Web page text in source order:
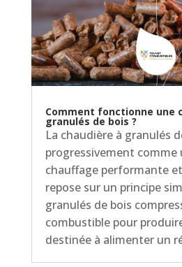
Comment fonctionne une
granulés de bois ?
La chaudière à granulés
progressivement
chauffage performante
repose sur un principe
granulés de bois
combustible pour
destinée à alimenter un